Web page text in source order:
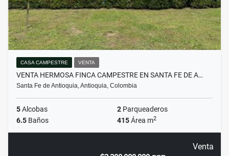
CASA CAMPESTRE VENTA
VENTA HERMOSA FINCA CAMPESTRE EN SANTA FE DE A…
Santa Fe de Antioquia, Antioquia, Colombia
5Alcobas 2 Parqueaderos
6.5 Baños 415Área m2
Venta